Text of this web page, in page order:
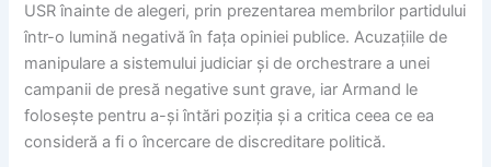
USR înainte de alegeri, prin prezentarea membrilor partidului
într-o lumină negativă în fața opiniei publice. Acuzațiile de
manipulare a sistemului judiciar și de orchestrare a unei
campanii de presă negative sunt grave, iar Armand le
folosește pentru a-și întări poziția și a critica ceea ce ea
consideră a fi o încercare de discreditare politică.